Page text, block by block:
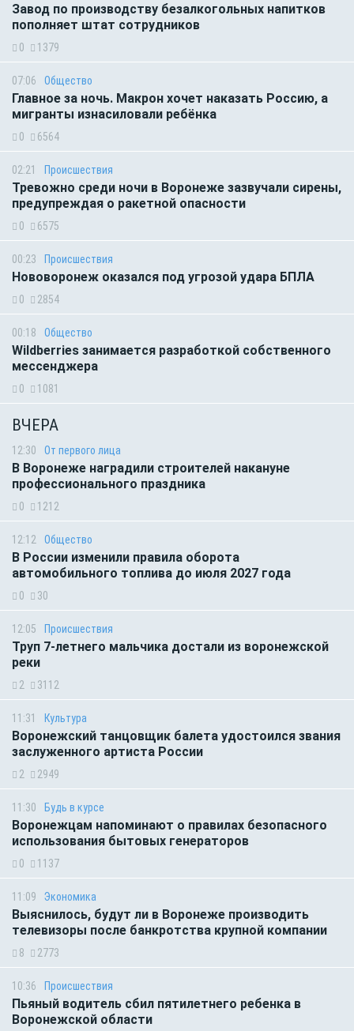
Завод по производству безалкогольных напитков
пополняет штат сотрудников
0 1379
07:06 Общество
Главное за ночь. Макрон хочет наказать Россию, а
мигранты изнасиловали ребёнка
0 6564
02:21 Происшествия
Тревожно среди ночи в Воронеже зазвучали сирены,
предупреждая о ракетной опасности
0 6575
00:23 Происшествия
Нововоронеж оказался под угрозой удара БПЛА
0 2854
00:18 Общество
Wildberries занимается разработкой собственного
мессенджера
0 1081
ВЧЕРА
12:30 От первого лица
В Воронеже наградили строителей накануне
профессионального праздника
0 1212
12:12 Общество
В России изменили правила оборота
автомобильного топлива до июля 2027 года
0 30
12:05 Происшествия
Труп 7-летнего мальчика достали из воронежской
реки
2 3112
11:31 Культура
Воронежский танцовщик балета удостоился звания
заслуженного артиста России
2 2949
11:30 Будь в курсе
Воронежцам напоминают о правилах безопасного
использования бытовых генераторов
0 1137
11:09 Экономика
Выяснилось, будут ли в Воронеже производить
телевизоры после банкротства крупной компании
8 2773
10:36 Происшествия
Пьяный водитель сбил пятилетнего ребенка в
Воронежской области